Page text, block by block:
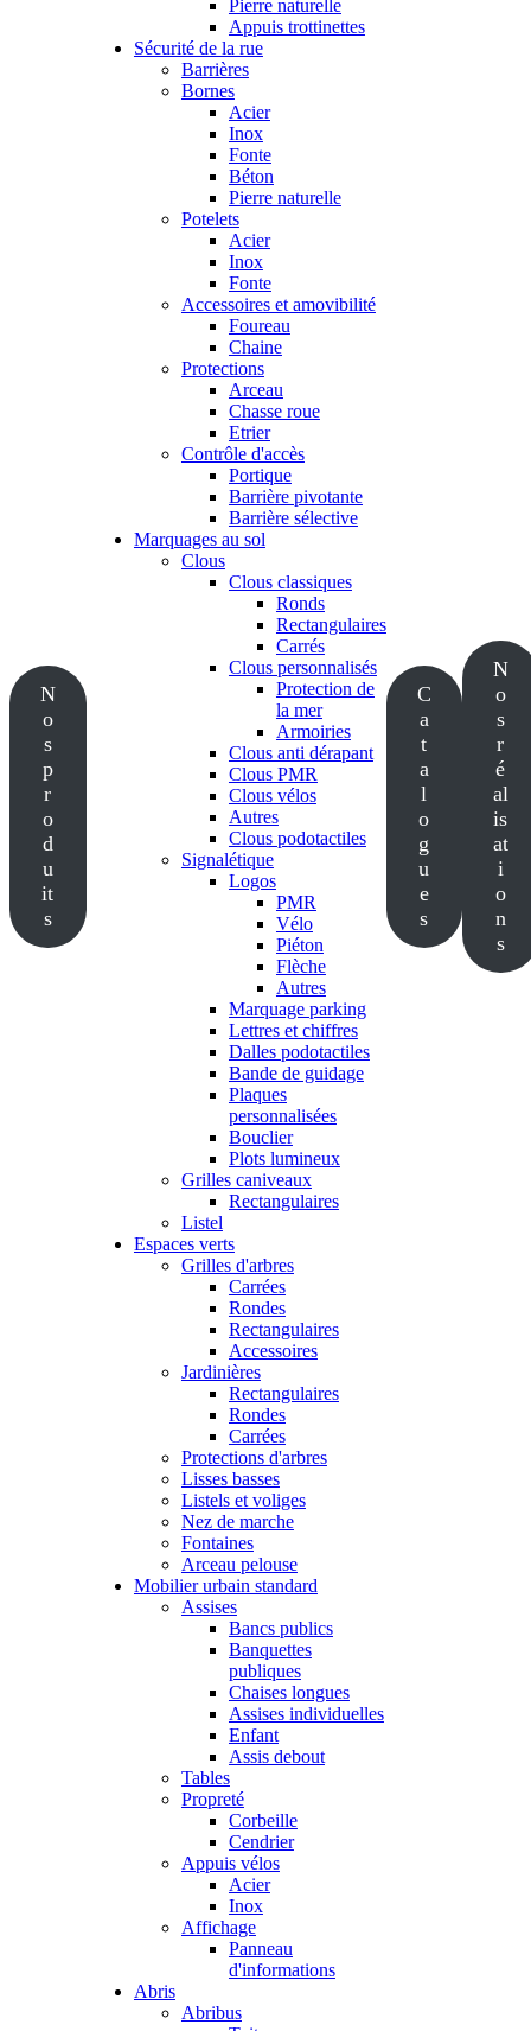
N
o
s
p
r
o
d
u
it
s
Pierre naturelle
Appuis trottinettes
Sécurité de la rue
Barrières
Bornes
Acier
Inox
Fonte
Béton
Pierre naturelle
Potelets
Acier
Inox
Fonte
Accessoires et amovibilité
Foureau
Chaine
Protections
Arceau
Chasse roue
Etrier
Contrôle d'accès
Portique
Barrière pivotante
Barrière sélective
Marquages au sol
Clous
Clous classiques
Ronds
Rectangulaires
Carrés
Clous personnalisés
Protection de
la mer
Armoiries
Clous anti dérapant
Clous PMR
Clous vélos
Autres
Clous podotactiles
Signalétique
Logos
PMR
Vélo
Piéton
Flèche
Autres
Marquage parking
Lettres et chiffres
Dalles podotactiles
Bande de guidage
Plaques
personnalisées
Bouclier
Plots lumineux
Grilles caniveaux
Rectangulaires
Listel
Espaces verts
Grilles d'arbres
Carrées
Rondes
Rectangulaires
Accessoires
Jardinières
Rectangulaires
Rondes
Carrées
Protections d'arbres
Lisses basses
Listels et voliges
Nez de marche
Fontaines
Arceau pelouse
Mobilier urbain standard
Assises
Bancs publics
Banquettes
publiques
Chaises longues
Assises individuelles
Enfant
Assis debout
Tables
Propreté
Corbeille
Cendrier
Appuis vélos
Acier
Inox
Affichage
Panneau
d'informations
Abris
Abribus
C
a
t
a
l
o
g
u
e
s
N
o
s
r
é
al
is
at
i
o
n
s